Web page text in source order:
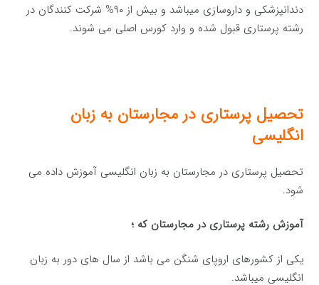
دندانپزشکی و داروسازی میباشد و بیش از ۹۰% شرکت کنندگان در
رشته پرستاری قبول شده و وارد کورس اصلی می شوند.
تحصیل پرستاری در مجارستان به زبان
انگلیسی
تحصیل پرستاری در مجارستان به زبان انگلیسی آموزش داده می
شود.
آموزش رشته پرستاری در مجارستان که ؛
یکی از کشورهای اروپای شنگن می باشد از سال های دور به زبان
انگلیسی میباشد.